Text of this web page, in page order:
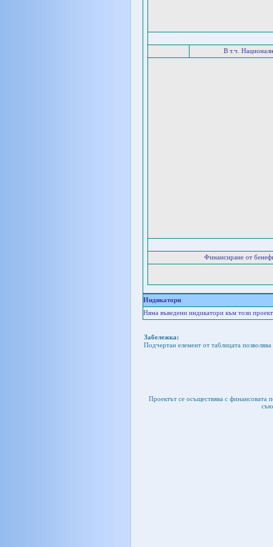
В т.ч.
Финансиране от
Индикатори
Няма въведени индикатори към този проект
Забележка:
Подчертан елемент от таблицата
Проектът се осъществява с финансовата